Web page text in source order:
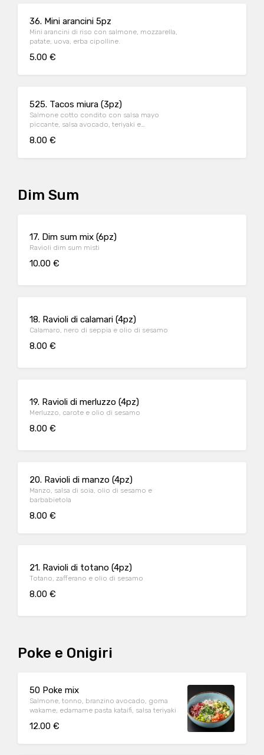
36. Mini arancini 5pz
Mini arancini di riso con salmone, mozzarella,
patate, uova, erba cipolline.
5.00 €
525. Tacos miura (3pz)
Salmone cotto condito con salsa mayo
piccante, salsa avocado, teriyaki e
8.00 €
Dim Sum
17. Dim sum mix (6pz)
Ravioli dim sum misti
10.00 €
18. Ravioli di calamari (4pz)
Calamaro, nero di seppia e olio di sesamo
8.00 €
19. Ravioli di merluzzo (4pz)
Merluzzo, carote e olio di sesamo
8.00 €
20. Ravioli di manzo (4pz)
Manzo, salsa di soia, olio di sesamo e
barbabietola
8.00 €
21. Ravioli di totano (4pz)
Totano, zafferano e olio di sesamo
8.00 €
Poke e Onigiri
50 Poke mix
Salmone, tonno, branzino avocado, goma
wakame, edamame pasta kataifi, salsa teriyaki
12.00 €